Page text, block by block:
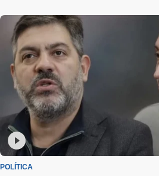
POLÍTICA